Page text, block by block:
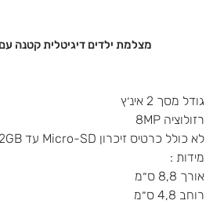
מצלמת ילדים דיגיטלית קטנה עם
גודל מסך 2 אינ׳ץ
רזולוציה 8MP
לא כולל כרטיס זיכרון Micro-SD עד 32GB
מידות :
אורך 8,8 ס״מ
רוחב 4,8 ס״מ